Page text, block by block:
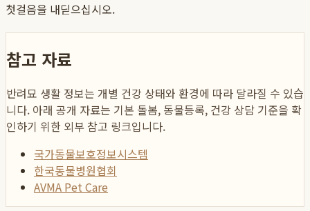
첫걸음을 내딛으십시오.
참고 자료
반려묘 생활 정보는 개별 건강 상태와 환경에 따라 달라질 수 있습
니다. 아래 공개 자료는 기본 돌봄, 동물등록, 건강 상담 기준을 확
인하기 위한 외부 참고 링크입니다.
국가동물보호정보시스템
한국동물병원협회
AVMA Pet Care